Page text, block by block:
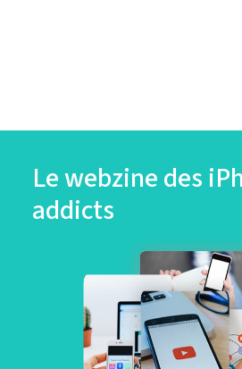
Le webzine des
addicts